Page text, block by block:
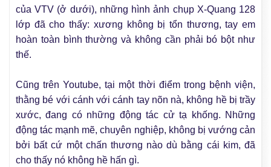
của VTV (ở dưới), những hình ảnh chụp X-Quang 128
lớp đã cho thấy: xương không bị tổn thương, tay em
hoàn toàn bình thường và không cần phải bó bột như
thế.
Cũng trên Youtube, tại một thời điểm trong bệnh viện,
thằng bé với cánh với cánh tay nõn nà, không hề bị trầy
xước, đang có những động tác cử tạ khống. Những
động tác mạnh mẽ, chuyên nghiệp, không bị vướng cản
bởi bất cứ một chấn thương nào dù bằng cái kim, đã
cho thấy nó không hề hấn gì.